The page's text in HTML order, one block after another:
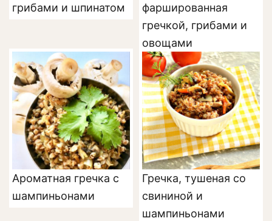
грибами и шпинатом
фаршированная
гречкой, грибами и
овощами
Ароматная гречка с
шампиньонами
Гречка, тушеная со
свининой и
шампиньонами